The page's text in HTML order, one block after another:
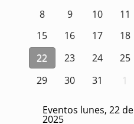
8
9 10 11
15
16 17 18
22
23 24 25
29
30 31 1
Eventos lunes, 22
2025